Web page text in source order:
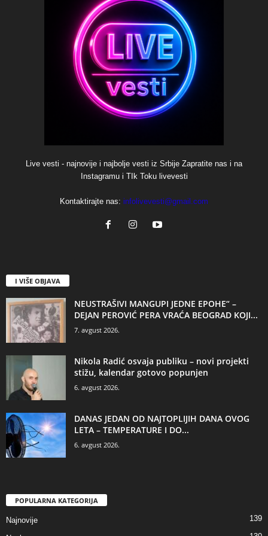
Live vesti - najnovije i najbolje vesti iz Srbije Zapratite nas i na
Instagramu i TIk Toku livevesti
Kontaktirajte nas: infolivevesti@gmail.com
I VIŠE OBJAVA
NEUSTRAŠIVI MANGUPI JEDNE EPOHE“ –
DEJAN PEROVIĆ PERA VRAĆA BEOGRAD KOJI...
7. avgust 2026.
Nikola Radić osvaja publiku – novi projekti
stižu, kalendar gotovo popunjen
6. avgust 2026.
DANAS JEDAN OD NAJTOPLIJIH DANA OVOG
LETA – TEMPERATURE I DO...
6. avgust 2026.
POPULARNA KATEGORIJA
Najnovije 139